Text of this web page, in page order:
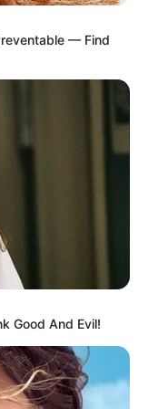
nép
a
vált a
Olyan
fogalmazott
az
időtartamát is.
— Find
Good And Evil!